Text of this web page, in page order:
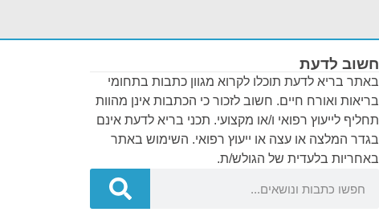
חשוב לדעת
באתר בריא לדעת תוכלו לקרוא מגוון כתבות בתחומי
בריאות ואורח חיים. חשוב לזכור כי הכתבות אינן מהוות
תחליף לייעוץ רפואי ו/או מקצועי. תכני בריא לדעת אינם
בגדר המלצה או עצה או ייעוץ רפואי. השימוש באתר
באחריות בלעדית של הגולש/ת.